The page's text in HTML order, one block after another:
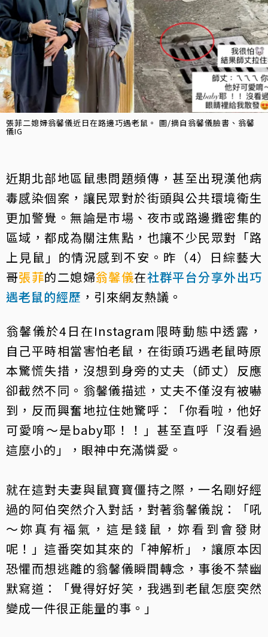
張菲二媳婦翁馨儀近日在路邊巧遇老鼠。 圖/摘自翁馨儀臉書、翁馨
儀IG
近期北部地區鼠患問題頻傳，甚至出現漢他病
毒感染個案，讓民眾對於街頭與公共環境衛生
更加警覺。無論是市場、夜市或路邊攤密集的
區域，都成為關注焦點，也讓不少民眾對「路
上見鼠」的情況感到不安。昨（4）日綜藝大
哥張菲的二媳婦翁馨儀在社群平台分享外出巧
遇老鼠的經歷 ，引來網友熱議。
翁馨儀於4日在Instagram限時動態中透露，
自己平時相當害怕老鼠，在街頭巧遇老鼠時原
本驚慌失措，沒想到身旁的丈夫（師丈）反應
卻截然不同。翁馨儀描述，丈夫不僅沒有被嚇
到，反而興奮地拉住她驚呼：「你看啦，他好
可愛唷～是baby耶！！」甚至直呼「沒看過
這麼小的」，眼神中充滿憐愛。
就在這對夫妻與鼠寶寶僵持之際，一名剛好經
過的阿伯突然介入對話，對著翁馨儀說：「吼
～妳真有福氣，這是錢鼠，妳看到會發財
呢！」這番突如其來的「神解析」，讓原本因
恐懼而想逃離的翁馨儀瞬間轉念，事後不禁幽
默寫道：「覺得好好笑，我遇到老鼠怎麼突然
變成一件很正能量的事。」